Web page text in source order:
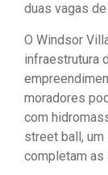
duas vagas
O Windsor
infraestrutura
moradores
com
street ball,
completam as